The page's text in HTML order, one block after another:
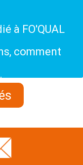
à FO'QUAL
comment